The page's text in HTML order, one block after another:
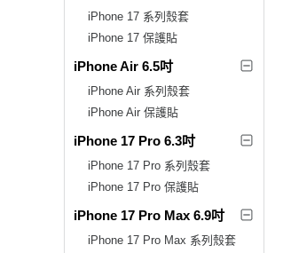
iPhone 17 系列殼套
iPhone 17 保護貼
iPhone Air 6.5吋
iPhone Air 系列殼套
iPhone Air 保護貼
iPhone 17 Pro 6.3吋
iPhone 17 Pro 系列殼套
iPhone 17 Pro 保護貼
iPhone 17 Pro Max 6.9吋
iPhone 17 Pro Max 系列殼套